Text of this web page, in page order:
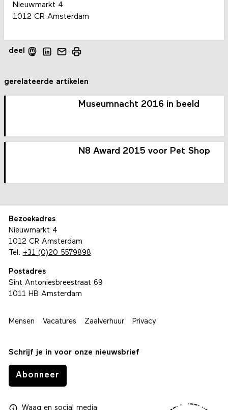
Nieuwmarkt 4
1012 CR Amsterdam
deel
gerelateerde artikelen
Museumnacht 2016 in beeld
N8 Award 2015 voor Pet Shop
Bezoekadres
Nieuwmarkt 4
1012 CR Amsterdam
Tel. +31 (0)20 5579898
Postadres
Sint Antoniesbreestraat 69
1011 HB Amsterdam
Mensen Vacatures Zaalverhuur Privacy
Schrijf je in voor onze nieuwsbrief
Abonneer
Waagen social media